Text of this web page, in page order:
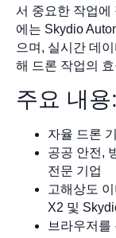
서 중요한 작업에
에는 Skydio
으며, 실시간 데
해 드론 작업의
주요 내용:
자율 드론
공공 안전,
전문 기업
고해상도
X2 및
브라우저를